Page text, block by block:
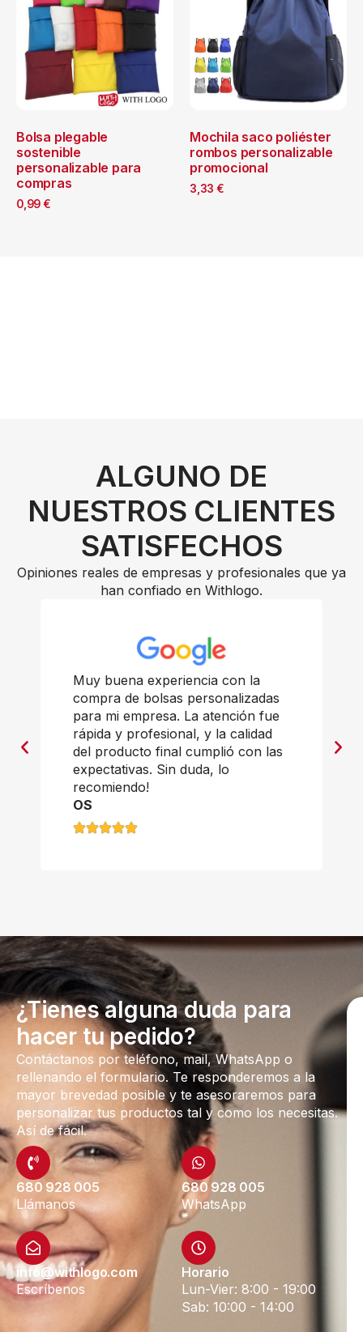
Bolsa plegable
sostenible
personalizable para
compras
0,99 €
Mochila saco poliéster
rombos personalizable
promocional
3,33 €
ALGUNO DE
NUESTROS CLIENTES
SATISFECHOS
Opiniones reales de empresas y profesionales que ya
han confiado en Withlogo.
Muy buena experiencia con la
compra de bolsas personalizadas
para mi empresa. La atención fue
rápida y profesional, y la calidad
del producto final cumplió con las
expectativas. Sin duda, lo
recomiendo!
OS
¿Tienes alguna duda para
hacer tu pedido?
Contáctanos por teléfono, mail, WhatsApp o
rellenando el formulario. Te responderemos a la
mayor brevedad posible y te asesoraremos para
personalizar tus productos tal y como los necesitas.
Así de fácil.
680 928 005
Llámanos
680 928 005
WhatsApp
info@withlogo.com
Escríbenos
Horario
Lun-Vier: 8:00 - 19:00
Sab: 10:00 - 14:00